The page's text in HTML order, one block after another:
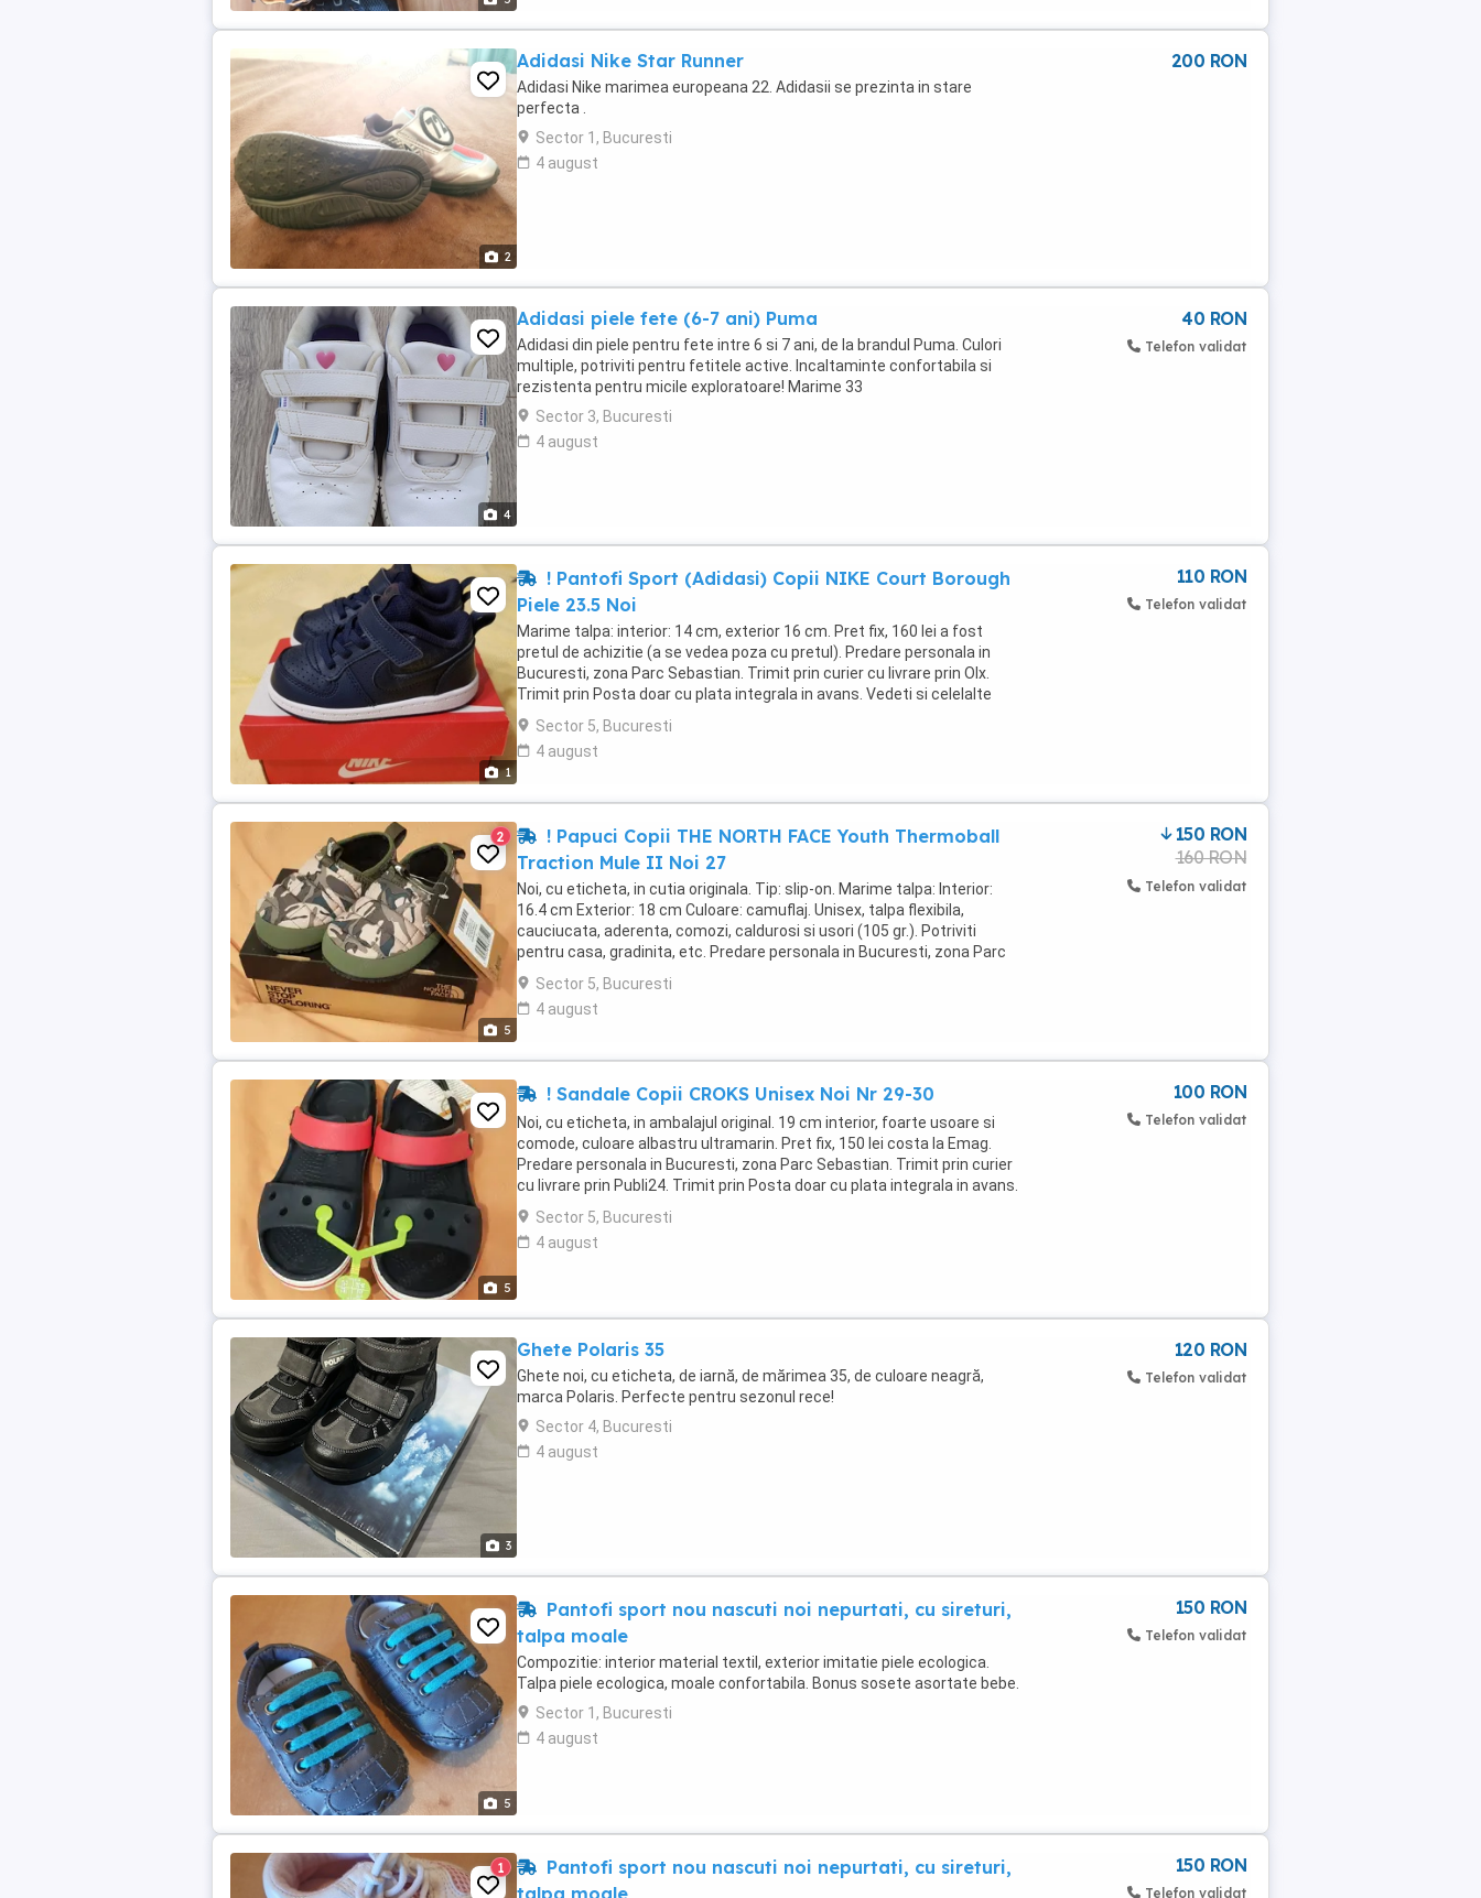
2
Adidasi Nike Star Runner
Adidasi Nike marimea europeana 22. Adidasii se prezinta in stare
perfecta .
Sector 1, Bucuresti
4 august
200 RON
4
Adidasi piele fete (6-7 ani) Puma
Adidasi din piele pentru fete intre 6 si 7 ani, de la brandul Puma. Culori
multiple, potriviti pentru fetitele active. Incaltaminte confortabila si
rezistenta pentru micile exploratoare! Marime 33
Sector 3, Bucuresti
4 august
40 RON
Telefon validat
1
! Pantofi Sport (Adidasi) Copii NIKE Court Borough
Piele 23.5 Noi
Marime talpa: interior: 14 cm, exterior 16 cm. Pret fix, 160 lei a fost
pretul de achizitie (a se vedea poza cu pretul). Predare personala in
Bucuresti, zona Parc Sebastian. Trimit prin curier cu livrare prin Olx.
Trimit prin Posta doar cu plata integrala in avans. Vedeti si celelalte
anunturi ale ...
Sector 5, Bucuresti
4 august
110 RON
Telefon validat
5
2
! Papuci Copii THE NORTH FACE Youth Thermoball
Traction Mule II Noi 27
Noi, cu eticheta, in cutia originala. Tip: slip-on. Marime talpa: Interior:
16.4 cm Exterior: 18 cm Culoare: camuflaj. Unisex, talpa flexibila,
cauciucata, aderenta, comozi, caldurosi si usori (105 gr.). Potriviti
pentru casa, gradinita, etc. Predare personala in Bucuresti, zona Parc
Sebastian. Trimit ...
Sector 5, Bucuresti
4 august
150 RON
160 RON
Telefon validat
5
! Sandale Copii CROKS Unisex Noi Nr 29-30
Noi, cu eticheta, in ambalajul original. 19 cm interior, foarte usoare si
comode, culoare albastru ultramarin. Pret fix, 150 lei costa la Emag.
Predare personala in Bucuresti, zona Parc Sebastian. Trimit prin curier
cu livrare prin Publi24. Trimit prin Posta doar cu plata integrala in avans.
Vedeti ...
Sector 5, Bucuresti
4 august
100 RON
Telefon validat
3
Ghete Polaris 35
Ghete noi, cu eticheta, de iarnă, de mărimea 35, de culoare neagră,
marca Polaris. Perfecte pentru sezonul rece!
Sector 4, Bucuresti
4 august
120 RON
Telefon validat
5
Pantofi sport nou nascuti noi nepurtati, cu sireturi,
talpa moale
Compozitie: interior material textil, exterior imitatie piele ecologica.
Talpa piele ecologica, moale confortabila. Bonus sosete asortate bebe.
Sector 1, Bucuresti
4 august
150 RON
Telefon validat
1
Pantofi sport nou nascuti noi nepurtati, cu sireturi,
talpa moale
150 RON
Telefon validat